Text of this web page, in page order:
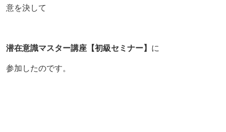
意を決して
潜在意識マスター講座【初級セミナー】 に
参加したのです。